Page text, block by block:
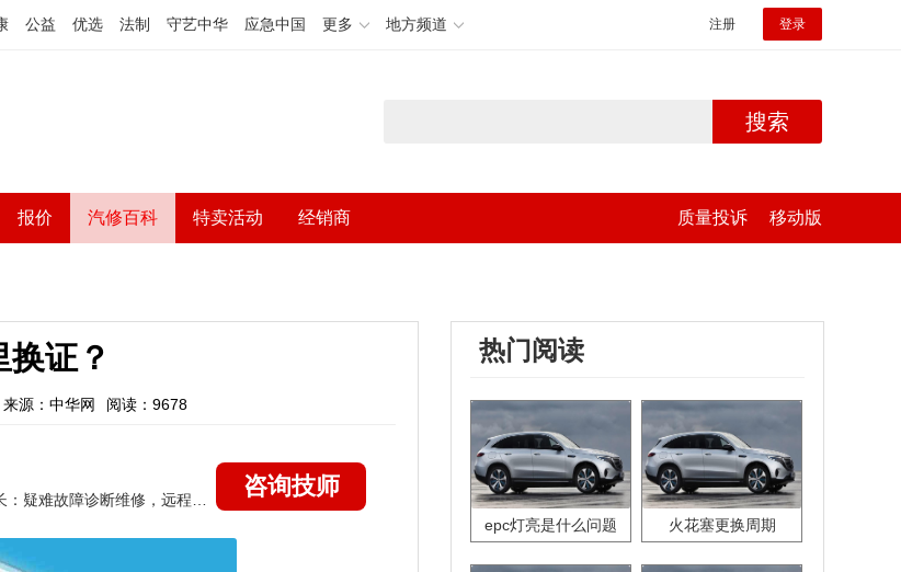
公益 优选 法制 守艺中华 应急中国 更多 地方频道 注册 登录
搜索
报价 汽修百科 特卖活动 经销商 质量投诉 移动版
证？
来源：中华网 阅读：9678
咨询技师
热门阅读
epc灯亮是什么问题 火花塞更换周期